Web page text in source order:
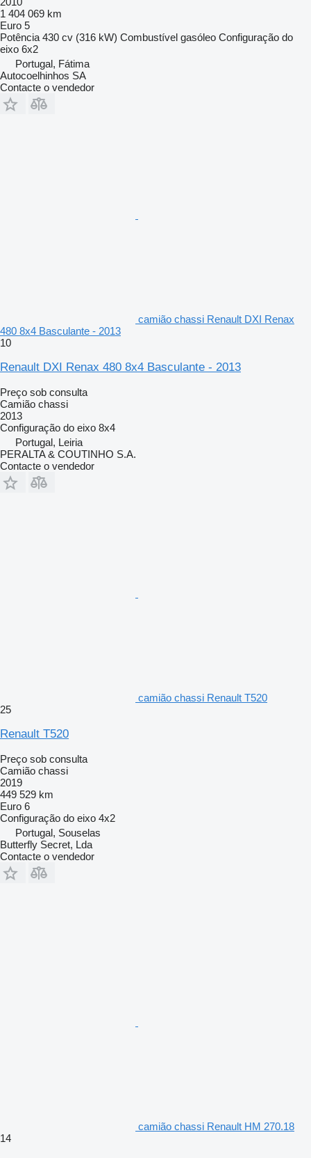
1 404 069 km
Euro 5
Potência 430 cv (316 kW) Combustível gasóleo Configuração do
eixo 6x2
Portugal, Fátima
Autocoelhinhos SA
Contacte o vendedor
camião chassi Renault DXI Renax
480 8x4 Basculante - 2013
10
Renault DXI Renax 480 8x4 Basculante - 2013
Preço sob consulta
Camião chassi
2013
Configuração do eixo 8x4
Portugal, Leiria
PERALTA & COUTINHO S.A.
Contacte o vendedor
camião chassi Renault T520
25
Renault T520
Preço sob consulta
Camião chassi
2019
449 529 km
Euro 6
Configuração do eixo 4x2
Portugal, Souselas
Butterfly Secret, Lda
Contacte o vendedor
camião chassi Renault HM 270.18
14